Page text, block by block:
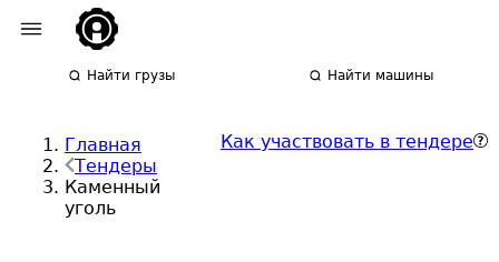
Найти грузы Найти машины
Главная
Тендеры
Каменный
уголь
Как участвовать в тендере